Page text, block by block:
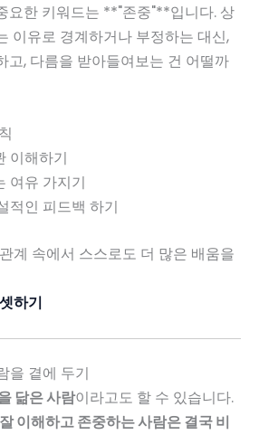
요한 키워드는 **"존중"**입니다. 상
이유로 경계하거나 부정하는 대신,
고, 다름을 받아들여보는 건 어떨까
이해하기
여유 가지기
적인 피드백 하기
계 속에서 스스로도 더 많은 배움을
하기
을 곁에 두기
닮은 사람이라고도 할 수 있습니다.
이해하고 존중하는 사람은 결국 비